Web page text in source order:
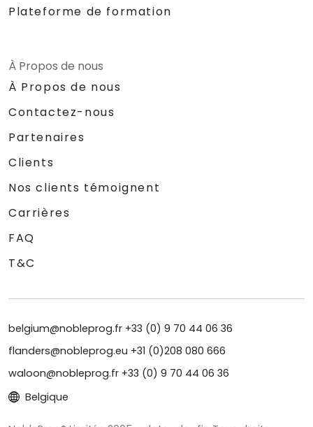
Plateforme de formation
À Propos de nous
À Propos de nous
Contactez-nous
Partenaires
Clients
Nos clients témoignent
Carrières
FAQ
T&C
belgium@nobleprog.fr +33 (0) 9 70 44 06 36
flanders@nobleprog.eu +31 (0)208 080 666
waloon@nobleprog.fr +33 (0) 9 70 44 06 36
Belgique